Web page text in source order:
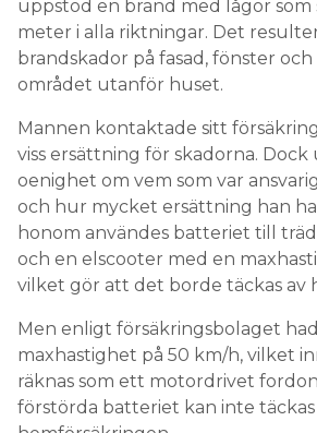
uppstod en brand med lågor
meter i alla riktningar. Det
brandskador på fasad, fönster
området utanför huset.
Mannen kontaktade sitt
viss ersättning för skadorna. Dock
oenighet om vem som var
och hur mycket ersättning han
honom användes batteriet till
och en elscooter med en
vilket gör att det borde täckas av
Men enligt försäkringsbolaget
maxhastighet på 50 km/h, vilket
räknas som ett motordrivet
förstörda batteriet kan inte täckas